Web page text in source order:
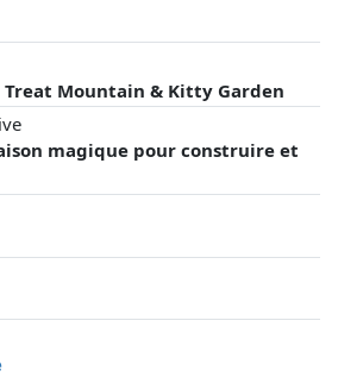
Treat Mountain & Kitty Garden
magique pour construire et